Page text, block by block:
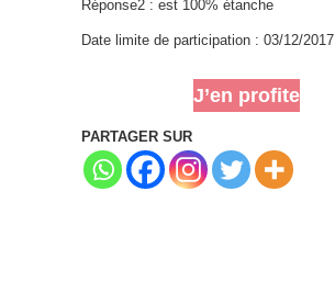
Réponse2 : est 100% étanche
Date limite de participation : 03/12/2017.
J’en profite
PARTAGER SUR